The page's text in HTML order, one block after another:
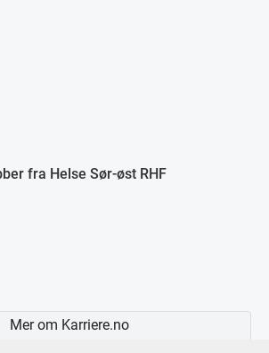
fra Helse Sør-øst RHF
Mer om Karriere.no